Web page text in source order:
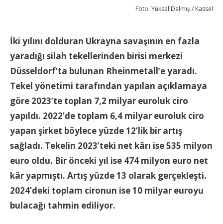
Foto: Yüksel Dalmış / Kassel
İki yılını dolduran Ukrayna savaşının en fazla
yaradığı silah tekellerinden birisi merkezi
Düsseldorf’ta bulunan Rheinmetall’e yaradı.
Tekel yönetimi tarafından yapılan açıklamaya
göre 2023’te toplan 7,2 milyar euroluk ciro
yapıldı. 2022’de toplam 6,4 milyar euroluk ciro
yapan şirket böylece yüzde 12’lik bir artış
sağladı. Tekelin 2023’teki net kârı ise 535 milyon
euro oldu. Bir önceki yıl ise 474 milyon euro net
kâr yapmıştı. Artış yüzde 13 olarak gerçekleşti.
2024’deki toplam cironun ise 10 milyar euroyu
bulacağı tahmin ediliyor.